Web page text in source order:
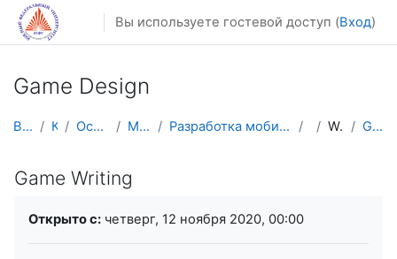
Перейти к основному содержанию
Вы используете гостевой доступ (Вход)
Game Design
В начало Курсы Осенний семестр Магистратура Разработка мобильных приложений и компьютерных игр GD Workshops Game Writing
Game Writing
Открыто с: четверг, 12 ноября 2020, 00:00